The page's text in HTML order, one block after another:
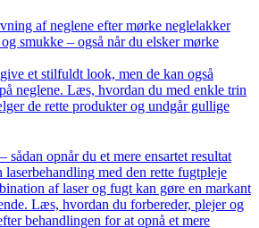
af neglene efter mørke neglelakker
smukke – også når du elsker mørke
et stilfuldt look, men de kan også
neglene. Læs, hvordan du med enkle trin
de rette produkter og undgår gullige
opnår du et mere ensartet resultat
med den rette fugtpleje
af laser og fugt kan gøre en markant
Læs, hvordan du forbereder, plejer og
behandlingen for at opnå et mere